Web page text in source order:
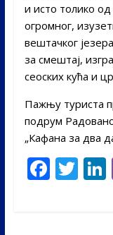
и исто толико
огромног,
вештачког
за смештај,
сеоских кућа и
Пажњу туриста
подрум
„Кафана за два
F T